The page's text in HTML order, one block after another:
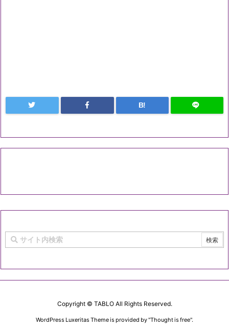
B!
Copyright © TABLOAll Rights Reserved.
WordPress Luxeritas Theme is provided by "Thought is free".